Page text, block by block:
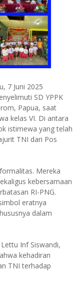
7 Juni 2025
SD YPPK
Papua, saat
kelas VI. Di antara
istimewa yang telah
TNI dari Pos
Mereka
kebersamaan
RI-PNG.
eratnya
dalam
Inf Siswandi,
kehadiran
TNI terhadap